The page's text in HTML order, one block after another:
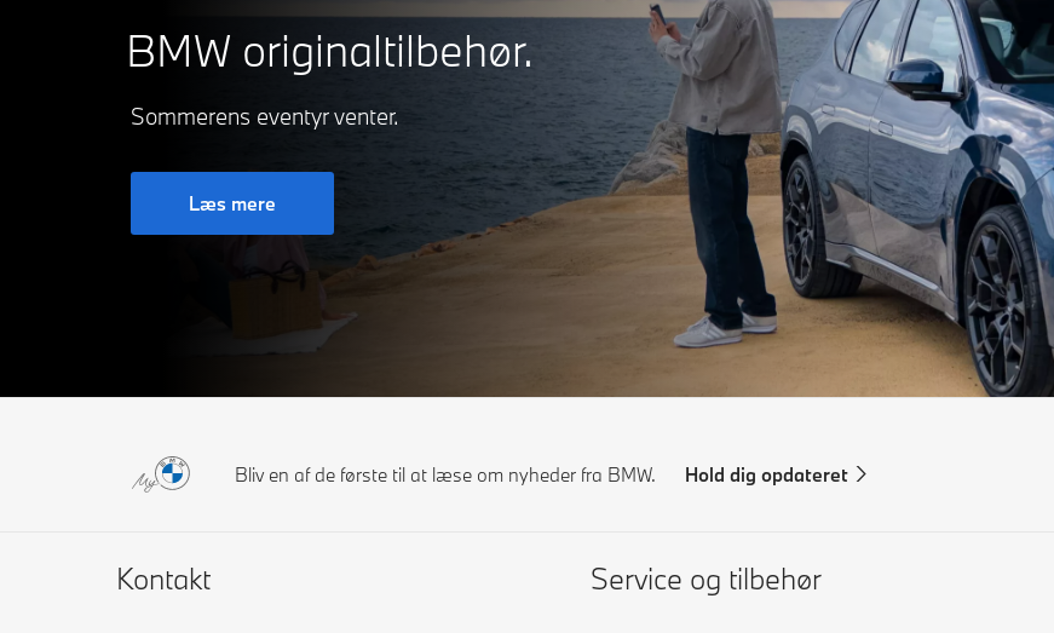
BMW originaltilbehør.
Sommerens eventyr venter.
Læs mere
Bliv en af de første til at læse om nyheder fra BMW. Hold dig opdateret
Kontakt Service og tilbehør